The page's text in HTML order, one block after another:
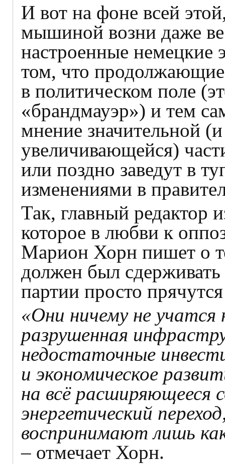
И вот на фоне всей
мышиной возни даже
настроенные немецкие
том, что
в политическом поле
«брандмауэр») и тем
мнение значительной
увеличивающейся)
или поздно заведут в
изменениями в
Так, главный редактор
которое в любви к
Марион Хорн пишет о
должен был
партии просто
«Они ничему не
разрушенная
недостаточные
и экономическое
на всё расширяющееся
энергетический
воспринимают лишь
– отмечает Хорн.